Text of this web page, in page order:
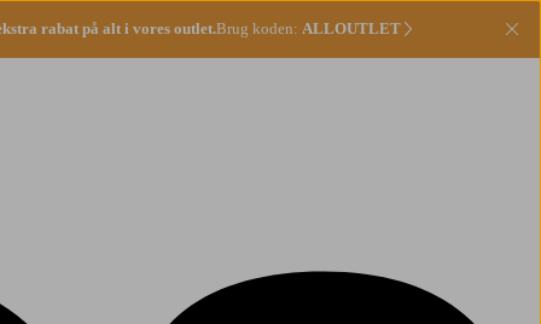
rabat på alt i vores outlet.Brug koden: ALLOUTLET